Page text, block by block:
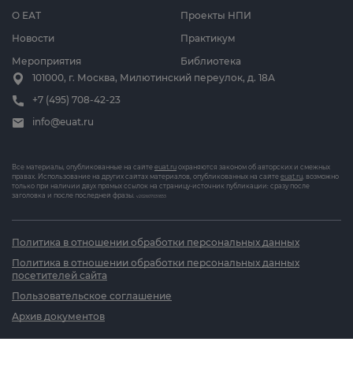
О ЕАТ
Новости
Мероприятия
Проекты НПИ
Практикум
Библиотека
101000, г. Москва, Милютинский переулок, д. 18А
+7 (495) 708-42-23
info@euat.ru
Все материалы, опубликованные на сайте euat.ru охраняются законом об авторских и смежных
правах. Использование на других сайтах материалов, опубликованных на сайте euat.ru, возможно
только при наличии двух прямых ссылок на страницу-источник публикации: сразу после
заголовка и после последней фразы. v202607031833
Политика в отношении обработки персональных данных
Политика в отношении обработки персональных данных
посетителей сайта
Пользовательское соглашение
Архив документов